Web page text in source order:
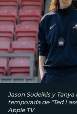
Jason Sudeikis y
temporada de “Ted
Apple TV